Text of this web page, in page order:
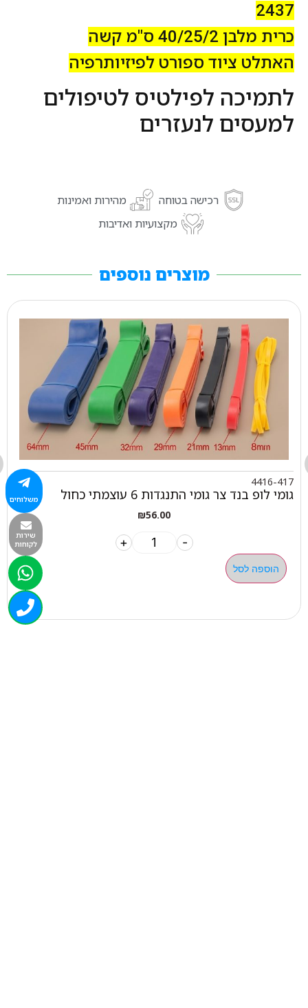
2437
כרית מלבן 40/25/2 ס"מ קשה
האתלט ציוד ספורט לפיזיותרפיה
לתמיכה לפילטיס לטיפולים
למעסים לנעזרים
רכישה בטוחה
מהירות ואמינות
מקצועיות ואדיבות
מוצרים נוספים
4416-417
גומי לופ בנד צר גומי התנגדות 6 עוצמתי כחול
₪56.00
-
+
הוספה לסל
משלוחים
שירות
לקוחות